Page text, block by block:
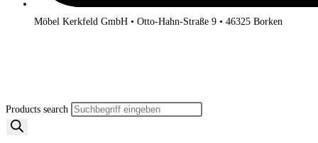
Möbel Kerkfeld GmbH • Otto-Hahn-Straße 9 • 46325 Borken
Products search